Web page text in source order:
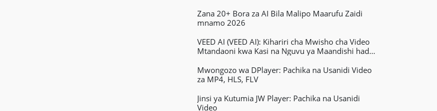
Zana 20+ Bora za AI Bila Malipo Maarufu Zaidi
mnamo 2026
VEED AI (VEED AI): Kihariri cha Mwisho cha Video
Mtandaoni kwa Kasi na Nguvu ya Maandishi hadi
Mwongozo wa DPlayer: Pachika na Usanidi Video
za MP4, HLS, FLV
Jinsi ya Kutumia JW Player: Pachika na Usanidi
Video